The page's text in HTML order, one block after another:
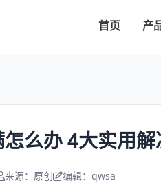
首页 产
怎么办 4大实用
来源：原创 编辑：qwsa